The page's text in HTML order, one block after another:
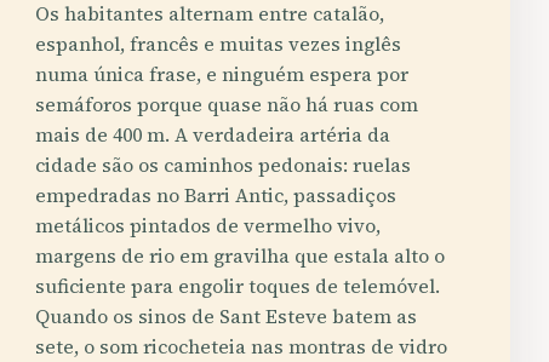
Os habitantes alternam entre catalão,
espanhol, francês e muitas vezes inglês
numa única frase, e ninguém espera por
semáforos porque quase não há ruas com
mais de 400 m. A verdadeira artéria da
cidade são os caminhos pedonais: ruelas
empedradas no Barri Antic, passadiços
metálicos pintados de vermelho vivo,
margens de rio em gravilha que estala alto o
suficiente para engolir toques de telemóvel.
Quando os sinos de Sant Esteve batem as
sete, o som ricocheteia nas montras de vidro